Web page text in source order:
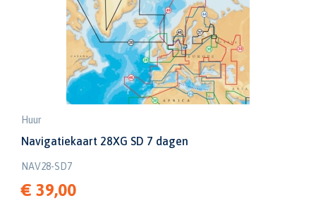
Huur
Navigatiekaart 28XG SD 7 dagen
NAV28-SD7
€ 39,00